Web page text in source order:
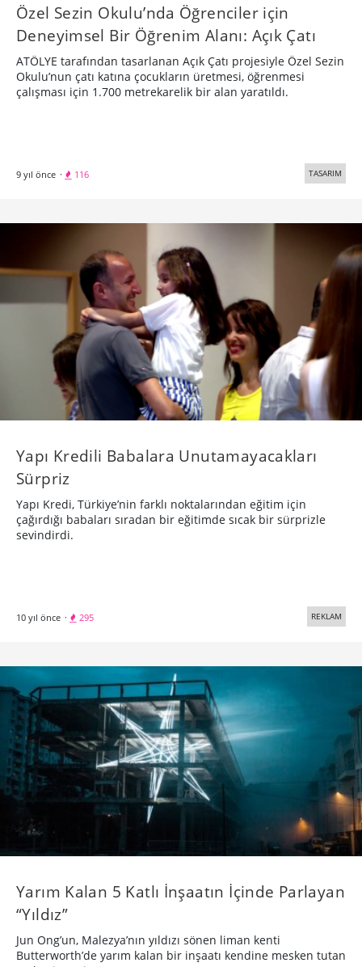
Özel Sezin Okulu’nda Öğrenciler için
Deneyimsel Bir Öğrenim Alanı: Açık Çatı
​ATÖLYE tarafından tasarlanan Açık Çatı projesiyle Özel Sezin
Okulu’nun çatı katına çocukların üretmesi, öğrenmesi
çalışması için 1.700 metrekarelik bir alan​ yaratıldı.
9 yıl önce · 116 TASARIM
Yapı Kredili Babalara Unutamayacakları
Sürpriz
Yapı Kredi, Türkiye’nin farklı noktalarından eğitim için
çağırdığı babaları sıradan bir eğitimde sıcak bir sürprizle
sevindirdi.
10 yıl önce · 295 REKLAM
Yarım Kalan 5 Katlı İnşaatın İçinde Parlayan
“Yıldız”
Jun Ong’un, Malezya’nın yıldızı sönen liman kenti
Butterworth’de yarım kalan bir inşaatı kendine mesken tutan